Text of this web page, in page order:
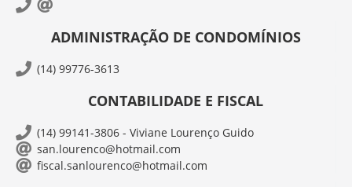
ADMINISTRAÇÃO DE CONDOMÍNIOS
(14) 99776-3613
CONTABILIDADE E FISCAL
(14) 99141-3806 - Viviane Lourenço Guido
san.lourenco@hotmail.com
fiscal.sanlourenco@hotmail.com